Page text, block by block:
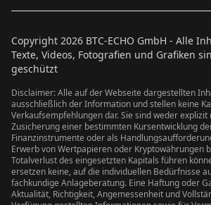
Copyright 2026 BTC-ECHO GmbH - Alle
Texte, Videos, Fotografien und Grafiken
geschützt
Disclaimer: Alle auf der Webseite dargestellten
ausschließlich der Information und stellen keine
Verkaufsempfehlungen dar. Sie sind weder explizit
Zusicherung einer bestimmten Kursentwicklung
Finanzinstrumente oder als
Erwerb von Wertpapieren oder Kryptowährungen
Totalverlust des eingesetzten Kapitals führen
ersetzen keine, auf die individuellen Bedürfnisse
fachkundige Anlageberatung. Eine Haftung oder
Aktualität, Richtigkeit, Angemessenheit und